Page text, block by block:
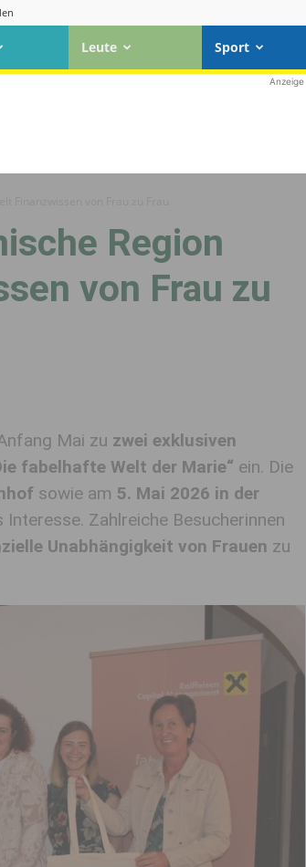
Leute Sport
Anzeige
Region
von Frau zu
Mai zu zwei exklusiven
fabelhafte Welt der Marie“ ein. Die
sowie am 5. Mai 2026 in der
Zahlreiche Besucherinnen
Unabhängigkeit von Frauen zu